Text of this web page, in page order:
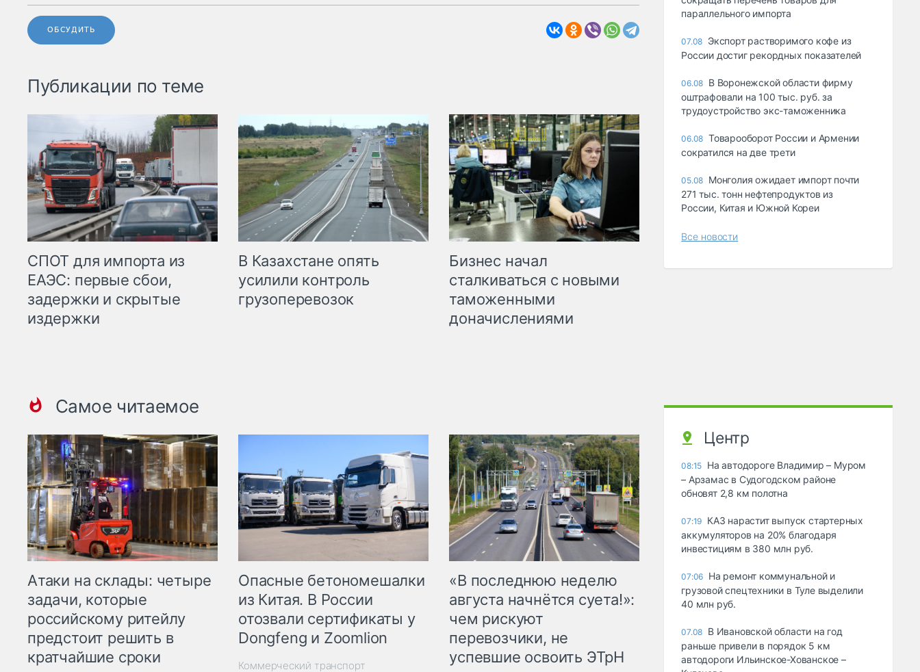
ОБСУДИТЬ
Публикации по теме
СПОТ для импорта из
ЕАЭС: первые сбои,
задержки и скрытые
издержки
В Казахстане опять
усилили контроль
грузоперевозок
Бизнес начал
сталкиваться с новыми
таможенными
доначислениями
Самое читаемое
Атаки на склады: четыре
задачи, которые
российскому ритейлу
предстоит решить в
кратчайшие сроки
Опасные бетономешалки
из Китая. В России
отозвали сертификаты у
Dongfeng и Zoomlion
Коммерческий транспорт
«В последнюю неделю
августа начнётся суета!»:
чем рискуют
перевозчики, не
успевшие освоить ЭТрН
параллельного импорта
07.08 Экспорт растворимого кофе из
России достиг рекордных показателей
06.08 В Воронежской области фирму
оштрафовали на 100 тыс. руб. за
трудоустройство экс-таможенника
06.08 Товарооборот России и Армении
сократился на две трети
05.08 Монголия ожидает импорт почти
271 тыс. тонн нефтепродуктов из
России, Китая и Южной Кореи
Все новости
Центр
08:15 На автодороге Владимир – Муром
– Арзамас в Судогодском районе
обновят 2,8 км полотна
07:19 КАЗ нарастит выпуск стартерных
аккумуляторов на 20% благодаря
инвестициям в 380 млн руб.
07:06 На ремонт коммунальной и
грузовой спецтехники в Туле выделили
40 млн руб.
07.08 В Ивановской области на год
раньше привели в порядок 5 км
автодороги Ильинское-Хованское –